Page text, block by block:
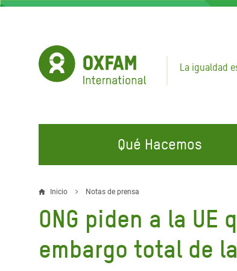
Pasar
La igualdad
Qué Hacemos
EN QUÉ TRABAJAMOS
Agua y Servicios de
Saneamiento
Alimentación, Crisis Climática,
ÚNETE A NUESTRAS CAMPAÑAS
Climate Justice
Hands Off Our Spaces
Únete a Nuestra Comunidad para
Sobrescribir
enlaces
de
Inicio Notas de prensa
ONG piden a la
embargo total de